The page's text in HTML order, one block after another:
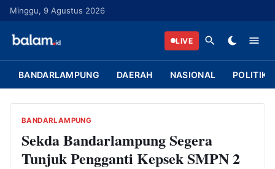
u
Minggu, 9 Agustus 2026
LIVE
BANDARLAMPUNG DAERAH NASIONAL POLITIK
BANDARLAMPUNG
Sekda Bandarlampung Segera
Tunjuk Pengganti Kepsek SMPN 2